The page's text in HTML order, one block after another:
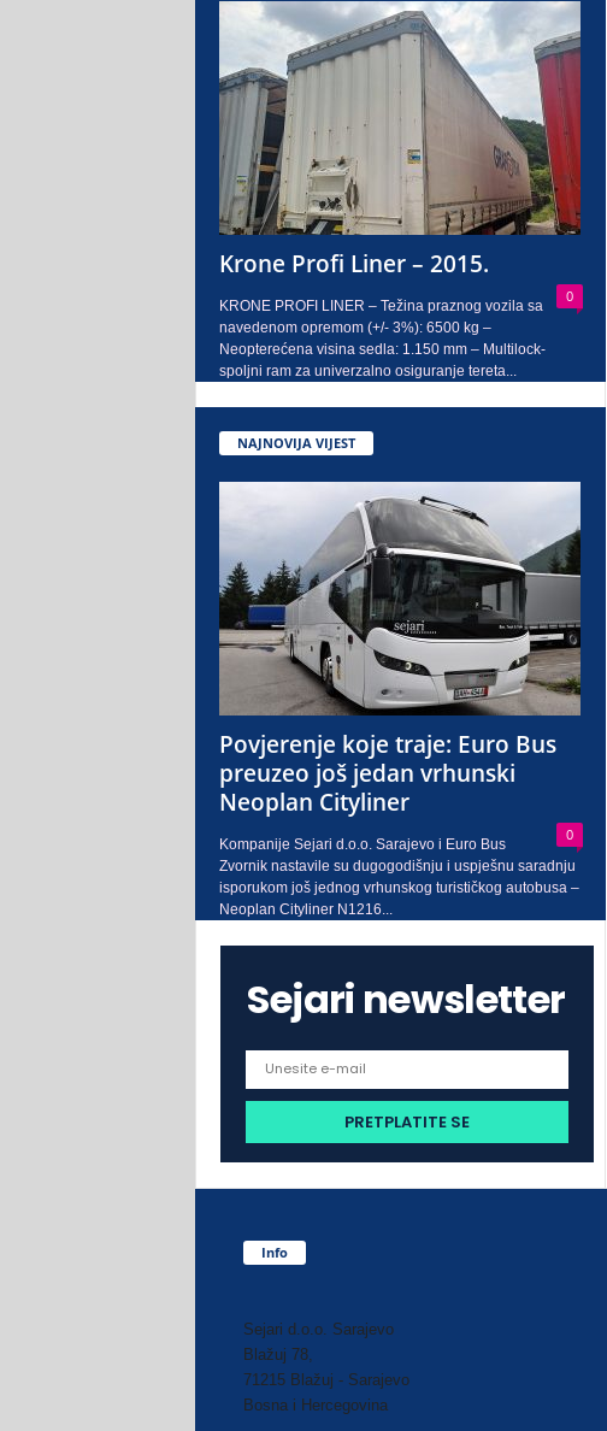
a
j
o
Krone Profi Liner – 2015.
0
KRONE PROFI LINER – Težina praznog vozila sa
navedenom opremom (+/- 3%): 6500 kg –
Neopterećena visina sedla: 1.150 mm – Multilock-
spoljni ram za univerzalno osiguranje tereta...
NAJNOVIJA VIJEST
Povjerenje koje traje: Euro Bus
preuzeo još jedan vrhunski
Neoplan Cityliner
0
Kompanije Sejari d.o.o. Sarajevo i Euro Bus
Zvornik nastavile su dugogodišnju i uspješnu saradnju
isporukom još jednog vrhunskog turističkog autobusa –
Neoplan Cityliner N1216...
Sejari newsletter
Info
Sejari d.o.o. Sarajevo
Blažuj 78,
71215 Blažuj - Sarajevo
Bosna i Hercegovina